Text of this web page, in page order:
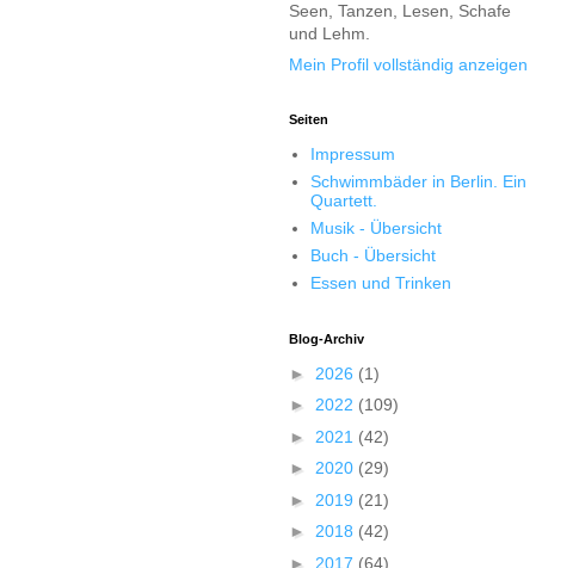
Seen, Tanzen, Lesen, Schafe
und Lehm.
Mein Profil vollständig anzeigen
Seiten
Impressum
Schwimmbäder in Berlin. Ein
Quartett.
Musik - Übersicht
Buch - Übersicht
Essen und Trinken
Blog-Archiv
► 2026 (1)
► 2022 (109)
► 2021 (42)
► 2020 (29)
► 2019 (21)
► 2018 (42)
► 2017 (64)